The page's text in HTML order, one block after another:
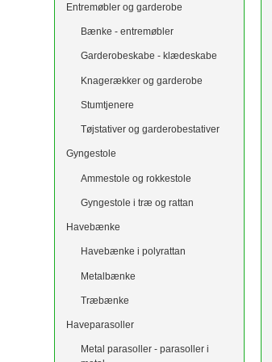
Entremøbler og garderobe
Bænke - entremøbler
Garderobeskabe - klædeskabe
Knagerækker og garderobe
Stumtjenere
Tøjstativer og garderobestativer
Gyngestole
Ammestole og rokkestole
Gyngestole i træ og rattan
Havebænke
Havebænke i polyrattan
Metalbænke
Træbænke
Haveparasoller
Metal parasoller - parasoller i